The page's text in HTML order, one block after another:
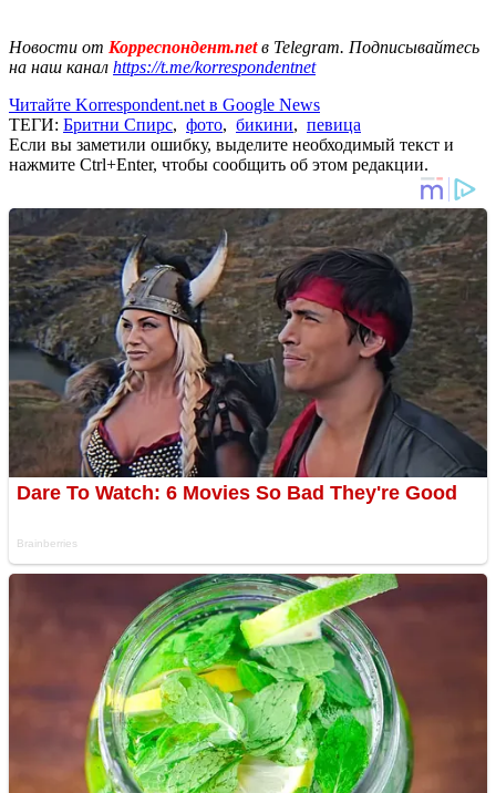
Новости от Корреспондент.netв Telegram. Подписывайтесь
на наш канал https://t.me/korrespondentnet
Читайте Korrespondent.net в Google News
ТЕГИ: Бритни Спирс, фото, бикини, певица
Если вы заметили ошибку, выделите необходимый текст и
нажмите Ctrl+Enter, чтобы сообщить об этом редакции.